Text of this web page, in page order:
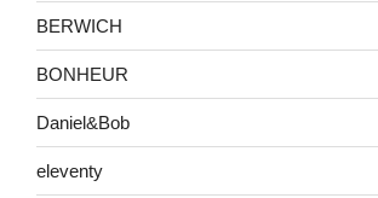
BERWICH
BONHEUR
Daniel&Bob
eleventy